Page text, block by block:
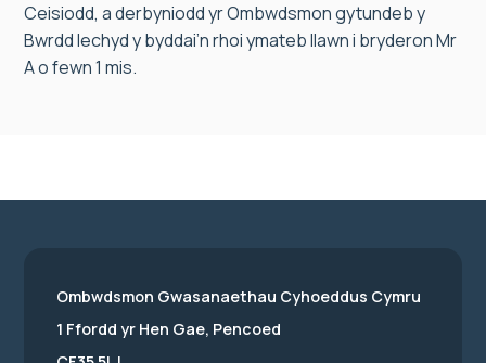
Ceisiodd, a derbyniodd yr Ombwdsmon gytundeb y
Bwrdd Iechyd y byddai’n rhoi ymateb llawn i bryderon Mr
A o fewn 1 mis.
Ombwdsmon Gwasanaethau Cyhoeddus Cymru
1 Ffordd yr Hen Gae, Pencoed